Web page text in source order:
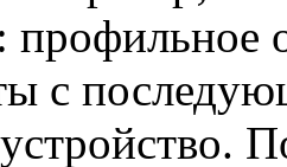
профильное
с